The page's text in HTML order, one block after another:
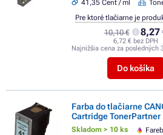
41,35 Cent / ml
10,10 € 8,27
6,72 € bez DPH
Najnižšia cena za posledných
Do košíka
Pre ktoré tlačiarne je
Farba do tlačiarne
Cartridge
Skladom > 10 ks